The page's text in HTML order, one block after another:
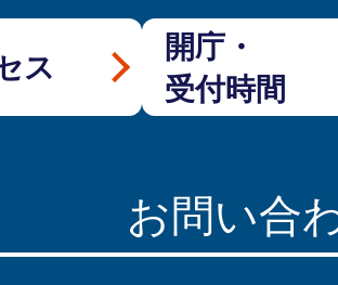
ス
開庁・
受付時間
お問い合